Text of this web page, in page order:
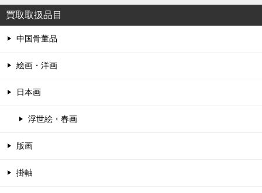
買取取扱品目
中国骨董品
絵画・洋画
日本画
浮世絵・春画
版画
掛軸